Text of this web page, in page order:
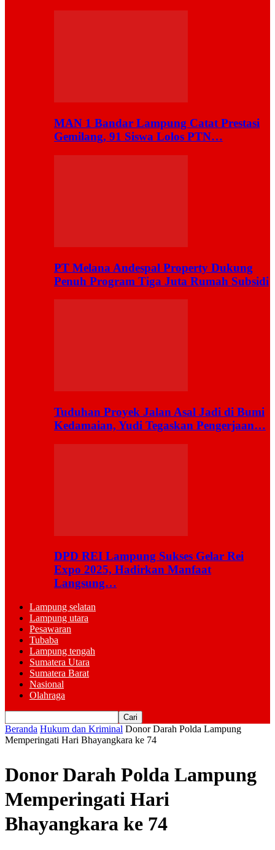
MAN 1 Bandar Lampung Catat Prestasi
Gemilang, 91 Siswa Lolos PTN…
PT Melana Andespal Property Dukung
Penuh Program Tiga Juta Rumah Subsidi
Tuduhan Proyek Jalan Asal Jadi di Bumi
Kedamaian, Yudi Tegaskan Pengerjaan…
DPD REI Lampung Sukses Gelar Rei
Expo 2025, Hadirkan Manfaat
Langsung…
Lampung selatan
Lampung utara
Pesawaran
Tubaba
Lampung tengah
Sumatera Utara
Sumatera Barat
Nasional
Olahraga
Beranda Hukum dan Kriminal Donor Darah Polda Lampung
Memperingati Hari Bhayangkara ke 74
Donor Darah Polda Lampung
Memperingati Hari
Bhayangkara ke 74